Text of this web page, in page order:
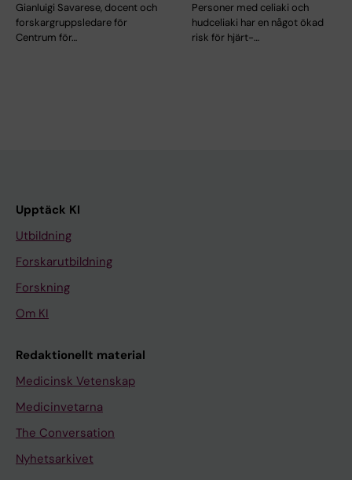
Gianluigi Savarese, docent och
forskargruppsledare för
Centrum för…
Personer med celiaki och
hudceliaki har en något ökad
risk för hjärt-…
Upptäck KI
Utbildning
Forskarutbildning
Forskning
Om KI
Redaktionellt material
Medicinsk Vetenskap
Medicinvetarna
The Conversation
Nyhetsarkivet